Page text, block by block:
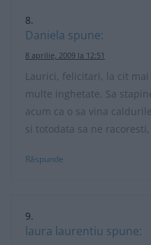
Daniela spune:
8 aprilie, 2009 la 12:51
Laurici, felicitari, la cit
multe inghetate. Sa
acum ca o sa vina
si totodata sa ne
Răspunde
laura laurentiu spune: